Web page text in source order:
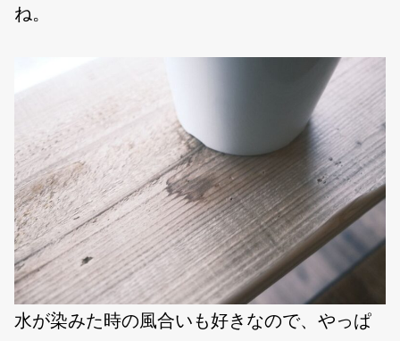
ね。
水が染みた時の風合いも好きなので、やっぱ